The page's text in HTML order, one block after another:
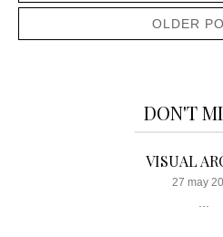
OLDER
DON'T
VISUAL
27 may